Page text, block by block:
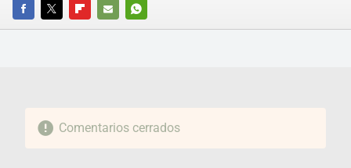
FACEBOOKTWITTERFLIPBOARD
E-
WHATSAPP
Comentarios cerrados